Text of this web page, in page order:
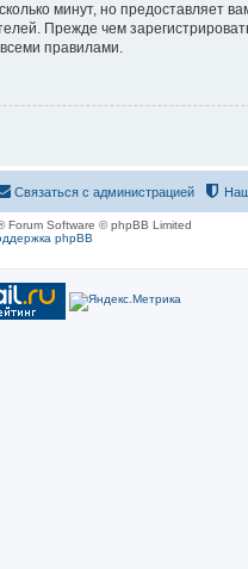
минут, но предоставляет
Прежде чем
правилами.
Связаться с администрацией
Forum Software © phpBB Limited
phpBB